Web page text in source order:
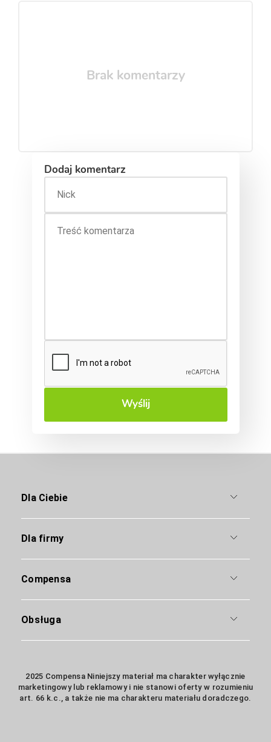
Brak komentarzy
Dodaj komentarz
Wyślij
Dla Ciebie
Dla firmy
Compensa
Obsługa
2025 Compensa Niniejszy materiał ma charakter wyłącznie
marketingowy lub reklamowy i nie stanowi oferty w rozumieniu
art. 66 k.c., a także nie ma charakteru materiału doradczego.